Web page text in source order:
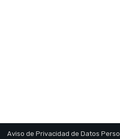
Aviso de Privacidad de Datos